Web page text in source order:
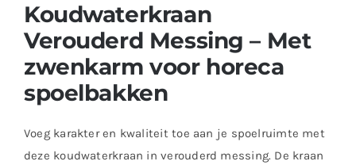
Koudwaterkraan
Verouderd Messing – Met
zwenkarm voor horeca
spoelbakken
Voeg karakter en kwaliteit toe aan je spoelruimte met
deze koudwaterkraan in verouderd messing. De kraan